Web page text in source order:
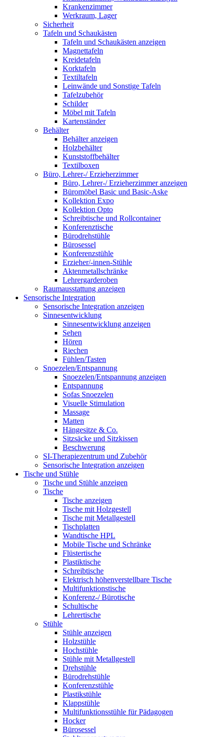
Krankenzimmer
Werkraum, Lager
Sicherheit
Tafeln und Schaukästen
Tafeln und Schaukästen anzeigen
Magnettafeln
Kreidetafeln
Korktafeln
Textiltafeln
Leinwände und Sonstige Tafeln
Tafelzubehör
Schilder
Möbel mit Tafeln
Kartenständer
Behälter
Behälter anzeigen
Holzbehälter
Kunststoffbehälter
Textilboxen
Büro, Lehrer-/ Erzieherzimmer
Büro, Lehrer-/ Erzieherzimmer anzeigen
Büromöbel Basic und Basic-Aske
Kollektion Expo
Kollektion Opto
Schreibtische und Rollcontainer
Konferenztische
Bürodrehstühle
Bürosessel
Konferenzstühle
Erzieher/-innen-Stühle
Aktenmetallschränke
Lehrergarderoben
Raumausstattung anzeigen
Sensorische Integration
Sensorische Integration anzeigen
Sinnesentwicklung
Sinnesentwicklung anzeigen
Sehen
Hören
Riechen
Fühlen/Tasten
Snoezelen/Entspannung
Snoezelen/Entspannung anzeigen
Entspannung
Sofas Snoezelen
Visuelle Stimulation
Massage
Matten
Hängesitze & Co.
Sitzsäcke und Sitzkissen
Beschwerung
SI-Therapiezentrum und Zubehör
Sensorische Integration anzeigen
Tische und Stühle
Tische und Stühle anzeigen
Tische
Tische anzeigen
Tische mit Holzgestell
Tische mit Metallgestell
Tischplatten
Wandtische HPL
Mobile Tische und Schränke
Flüstertische
Plastiktische
Schreibtische
Elektrisch höhenverstellbare Tische
Multifunktionstische
Konferenz-/ Bürotische
Schultische
Lehrertische
Stühle
Stühle anzeigen
Holzstühle
Hochstühle
Stühle mit Metallgestell
Drehstühle
Bürodrehstühle
Konferenzstühle
Plastikstühle
Klappstühle
Multifunktionsstühle für Pädagogen
Hocker
Bürosessel